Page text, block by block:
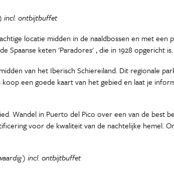
incl. ontbijtbuffet
locatie midden in de naaldbossen en met
Spaanse keten 'Paradores' , die in 1928 opgericht is.
van het Iberisch Schiereiland. Dit regionale
een goede kaart van het gebied en laat je
Wandel in Puerto del Pico over een van de best
voor de kwaliteit van de nachtelijke hemel.
incl. ontbijtbuffet